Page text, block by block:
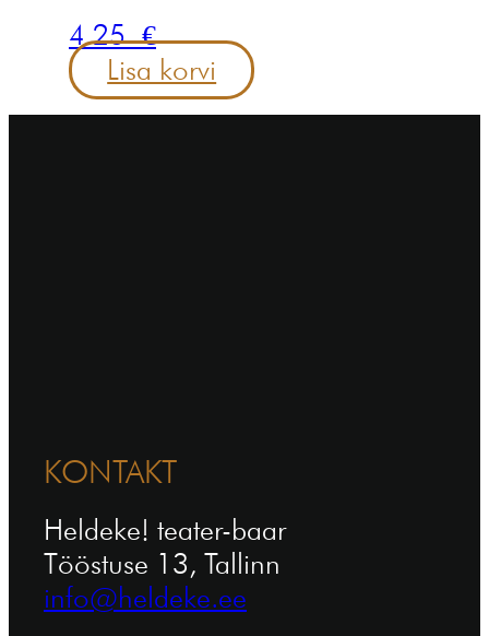
4.25€
Lisa korvi
KONTAKT
Heldeke! teater-baar
Tööstuse 13, Tallinn
info@heldeke.ee